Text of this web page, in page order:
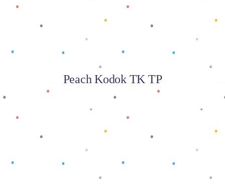
Peach Kodok TK TP